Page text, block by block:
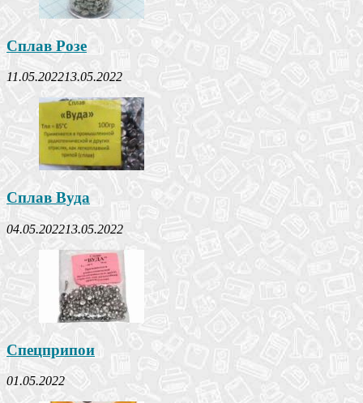
Сплав Розе
11.05.202213.05.2022
Сплав Вуда
04.05.202213.05.2022
Спецприпои
01.05.2022